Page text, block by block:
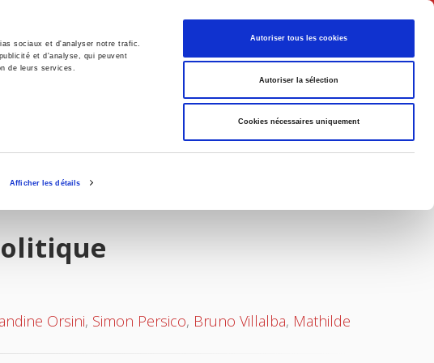
sociaux et d'analyser notre trafic.
et d'analyse, qui peuvent
de leurs services.
Afficher les détails
Autoriser tous les cookies
Autoriser la sélection
Cookies nécessaires uniquement
English
Politics
Orsini, Simon Persico, Bruno Villalba, Mathilde